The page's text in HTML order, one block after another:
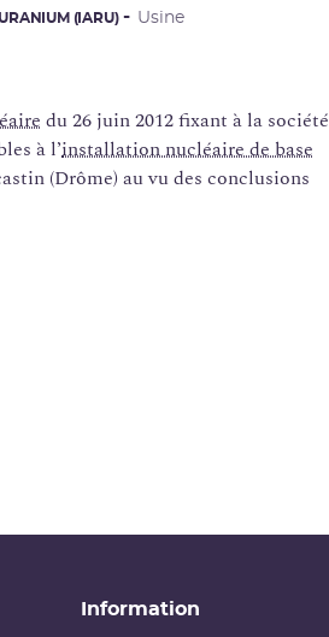
(IARU) Usine
du 26 juin 2012 fixant à la société
à l’installation nucléaire de base
(Drôme) au vu des conclusions
Information